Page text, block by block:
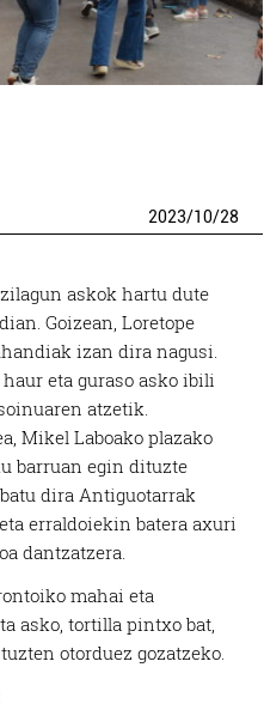
2023/10/28
askok hartu dute
Goizean, Loretope
izan dira nagusi.
eta guraso asko ibili
atzetik.
Mikel Laboako plazako
barruan egin dituzte
dira Antiguotarrak
erraldoiekin batera axuri
dantzatzera.
mahai eta
asko, tortilla pintxo bat,
otorduez gozatzeko.